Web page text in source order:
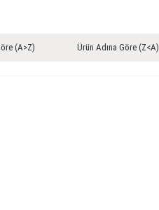
(A>Z) Ürün Adına Göre (Z<A)